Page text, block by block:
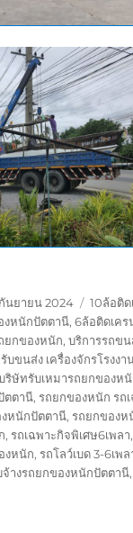
น
นยายน 2024
ป้าย
กำกับ
10ล้อติ
งหนักปัตตานี,6ล้อติดเค
ยกของหนัก,บริการรถข
บขนส่ง เครื่องจักรโรงงา
ริษัทรับเหมารถยกของห
ตตานี,รถยกของหนัก รถ
หนักปัตตานี,รถยกของห
,รถเฉพาะกิจพิเศษ6เพลา
งหนัก,รถโลว์เบด 3-6เพล
างรถยกของหนักปัตตานี